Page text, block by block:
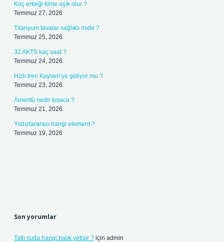
Koç erkeği kime aşık olur ?
Temmuz 27, 2026
Titanyum tavalar sağlıklı mıdır ?
Temmuz 25, 2026
32 AKTS kaç saat ?
Temmuz 24, 2026
Hızlı tren Kayseri’ye gidiyor mu ?
Temmuz 23, 2026
Amentü nedir kısaca ?
Temmuz 21, 2026
Yıldızlararası hangi element ?
Temmuz 19, 2026
Son yorumlar
Tatlı suda hangi balık yetişir ? için admin